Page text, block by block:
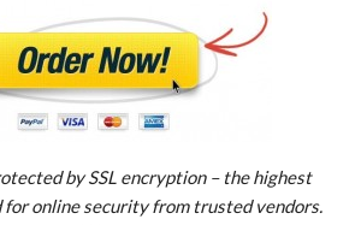
by SSL encryption – the highest
online security from trusted vendors.